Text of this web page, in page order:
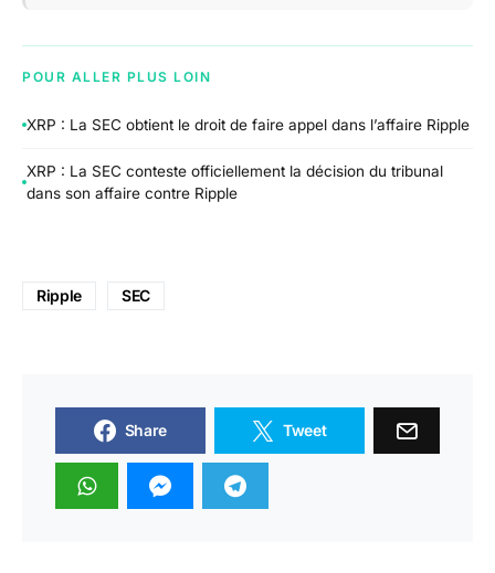
POUR ALLER PLUS LOIN
XRP : La SEC obtient le droit de faire appel dans l’affaire Ripple
XRP : La SEC conteste officiellement la décision du tribunal
dans son affaire contre Ripple
Ripple SEC
Share Tweet